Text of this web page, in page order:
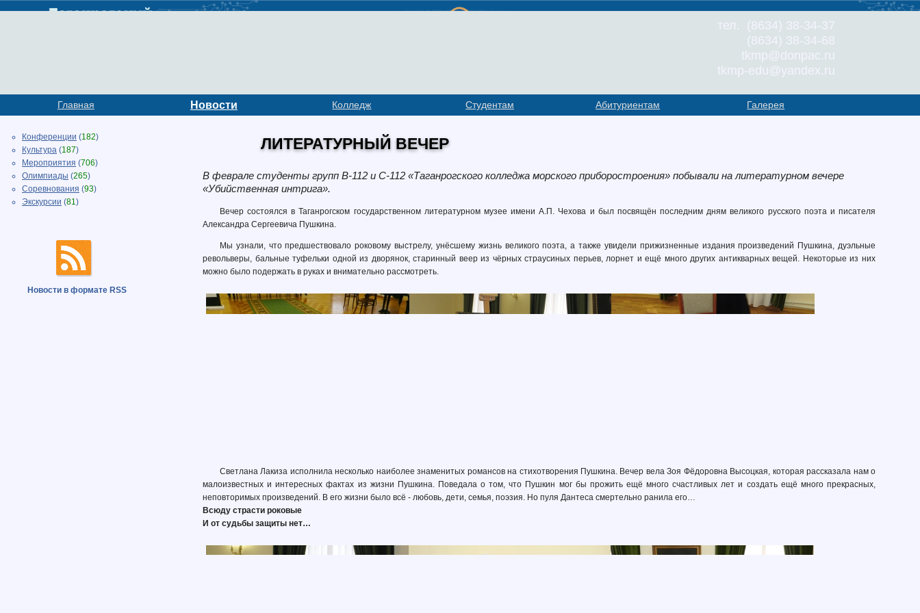
тел. (8634) 38-34-37
(8634) 38-34-68
tkmp@donpac.ru
tkmp-edu@yandex.ru
Главная Новости Колледж Студентам Абитуриентам Галерея
Конференции (182)
Культура (187)
Мероприятия (706)
Олимпиады (265)
Соревнования (93)
Экскурсии (81)
Новости в формате RSS
ЛИТЕРАТУРНЫЙ ВЕЧЕР
В феврале студенты групп В-112 и С-112 «Таганрогского колледжа морского приборостроения» побывали на литературном вечере
«Убийственная интрига».
Вечер состоялся в Таганрогском государственном литературном музее имени А.П. Чехова и был посвящён последним дням великого русского поэта и писателя
Александра Сергеевича Пушкина.
Мы узнали, что предшествовало роковому выстрелу, унёсшему жизнь великого поэта, а также увидели прижизненные издания произведений Пушкина, дуэльные
револьверы, бальные туфельки одной из дворянок, старинный веер из чёрных страусиных перьев, лорнет и ещё много других антикварных вещей. Некоторые из них
можно было подержать в руках и внимательно рассмотреть.
Светлана Лакиза исполнила несколько наиболее знаменитых романсов на стихотворения Пушкина. Вечер вела Зоя Фёдоровна Высоцкая, которая рассказала нам о
малоизвестных и интересных фактах из жизни Пушкина. Поведала о том, что Пушкин мог бы прожить ещё много счастливых лет и создать ещё много прекрасных,
неповторимых произведений. В его жизни было всё - любовь, дети, семья, поэзия. Но пуля Дантеса смертельно ранила его…
Всюду страсти роковые
И от судьбы защиты нет…